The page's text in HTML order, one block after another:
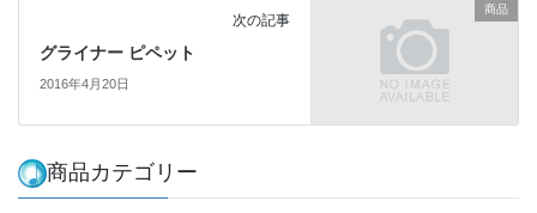
商品
次の記事
グライナー ピペット
2016年4月20日
商品カテゴリー